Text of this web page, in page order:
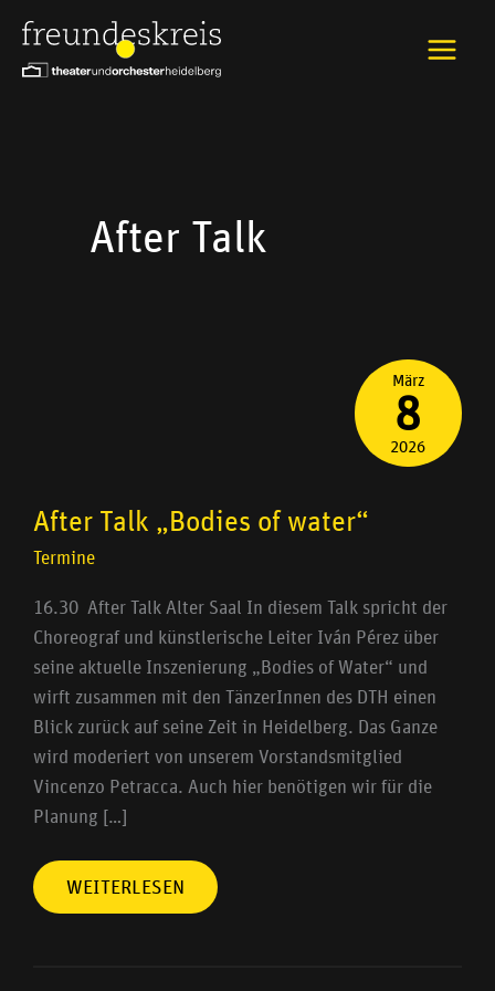
Inhalt
springen
After Talk
After Talk „Bodies of water“
Termine
16.30 After Talk Alter Saal In diesem Talk spricht der
Choreograf und künstlerische Leiter Iván Pérez über
seine aktuelle Inszenierung „Bodies of Water“ und
wirft zusammen mit den TänzerInnen des DTH einen
Blick zurück auf seine Zeit in Heidelberg. Das Ganze
wird moderiert von unserem Vorstandsmitglied
Vincenzo Petracca. Auch hier benötigen wir für die
Planung […]
WEITERLESEN
März
8
2026